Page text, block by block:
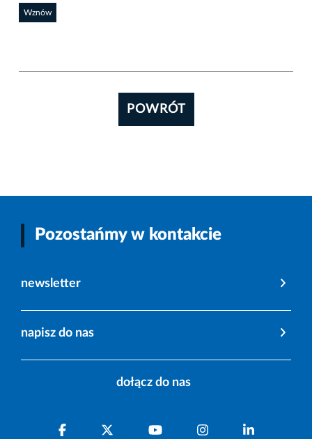
Wznów
POWRÓT
Pozostańmy w kontakcie
newsletter
napisz do nas
dołącz do nas